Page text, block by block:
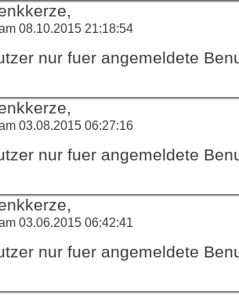
08.10.2015 21:18:54
nur fuer angemeldete
03.08.2015 06:27:16
nur fuer angemeldete
03.06.2015 06:42:41
nur fuer angemeldete